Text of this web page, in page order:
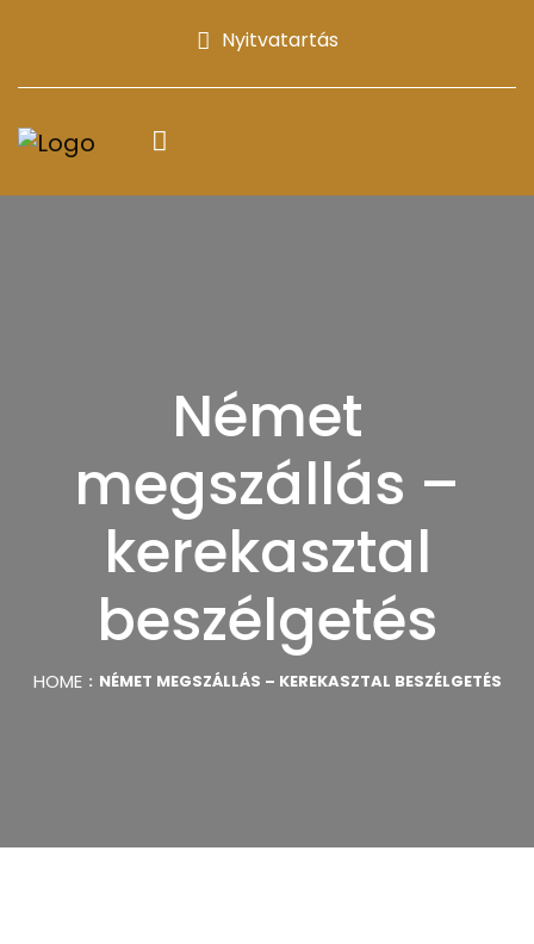
Nyitvatartás
Német
megszállás –
kerekasztal
beszélgetés
HOME NÉMET MEGSZÁLLÁS – KEREKASZTAL BESZÉLGETÉS